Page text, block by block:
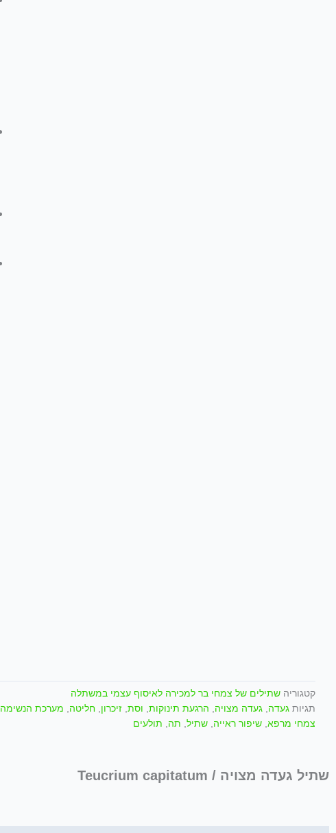
קטגוריה שתילים של צמחי בר למכירה לאיסוף עצמי במשתלה
תגיות געדה געדה מצויה הרגעת תינוקות וסת זיכרון חליטה מערכת הנשימה
צמחי מרפא שיפור ראייה שתיל תה תולעים
שתיל געדה מצויה / Teucrium capitatum